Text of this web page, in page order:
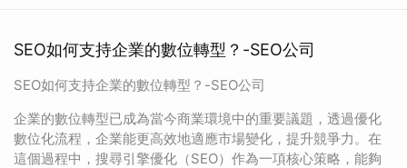
SEO如何支持企業的數位轉型？-SEO公司
SEO如何支持企業的數位轉型？-SEO公司
企業的數位轉型已成為當今商業環境中的重要議題，透過優化
數位化流程，企業能更高效地適應市場變化，提升競爭力。在
這個過程中，搜尋引擎優化（SEO）作為一項核心策略，能夠